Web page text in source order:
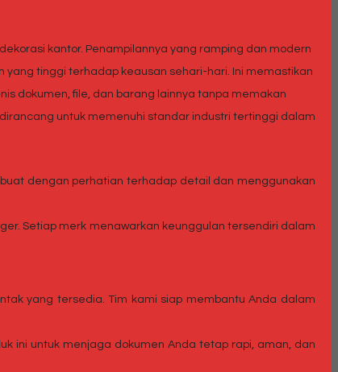
kantor. Penampilannya yang ramping dan modern
yang tinggi terhadap keausan sehari-hari. Ini memastikan
dokumen, file, dan barang lainnya tanpa memakan
untuk memenuhi standar industri tertinggi dalam
dengan perhatian terhadap detail dan menggunakan
Setiap merk menawarkan keunggulan tersendiri dalam
yang tersedia. Tim kami siap membantu Anda dalam
ini untuk menjaga dokumen Anda tetap rapi, aman, dan